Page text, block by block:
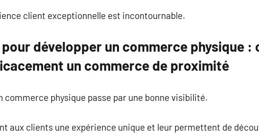
client exceptionnelle est incontournable.
développer un commerce physique :
un commerce de proximité
commerce physique passe par une bonne visibilité.
aux clients une expérience unique et leur permettent de